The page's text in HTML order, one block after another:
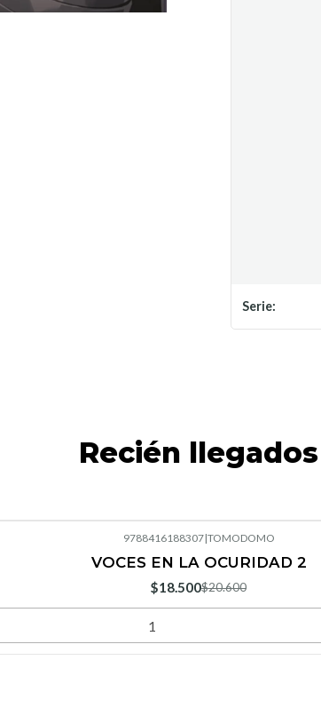
Serie:
Recién llegados
9788416188307|TOMODOMO
VOCES EN LA OCURIDAD 2
$18.500$20.600